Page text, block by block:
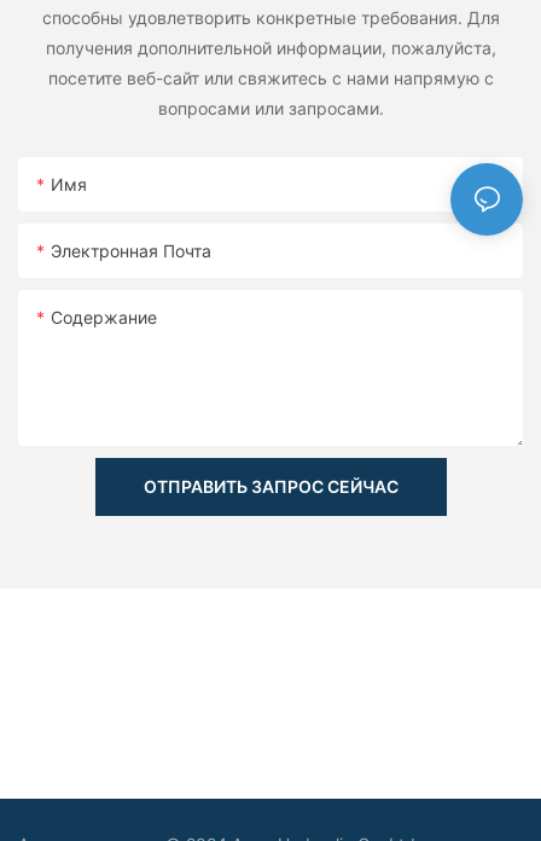
способны удовлетворить конкретные требования. Для
получения дополнительной информации, пожалуйста,
посетите веб-сайт или свяжитесь с нами напрямую с
вопросами или запросами.
Имя
Электронная Почта
Содержание
ОТПРАВИТЬ ЗАПРОС СЕЙЧАС